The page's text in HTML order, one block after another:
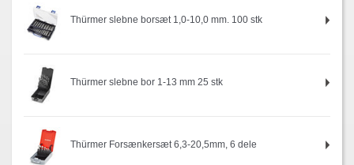
Thürmer slebne borsæt 1,0-10,0 mm. 100 stk
Thürmer slebne bor 1-13 mm 25 stk
Thürmer Forsænkersæt 6,3-20,5mm, 6 dele